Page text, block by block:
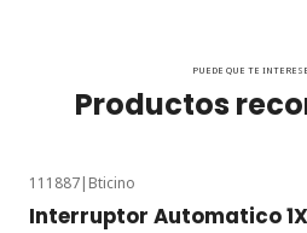
PUEDE QUE TE
Productos
111887| Bticino
Interruptor Automatico